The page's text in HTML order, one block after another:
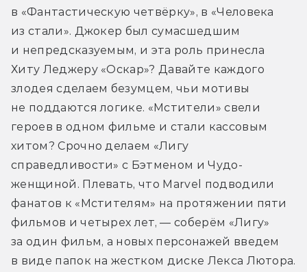
в «Фантастическую четвёрку», в «Человека
из стали». Джокер был сумасшедшим
и непредсказуемым, и эта роль принесла
Хиту Леджеру «Оскар»? Давайте каждого
злодея сделаем безумцем, чьи мотивы
не поддаются логике. «Мстители» свели
героев в одном фильме и стали кассовым
хитом? Срочно делаем «Лигу
справедливости» с Бэтменом и Чудо-
женщиной. Плевать, что Marvel подводили
фанатов к «Мстителям» на протяжении пяти
фильмов и четырех лет, — соберём «Лигу»
за один фильм, а новых персонажей введем
в виде папок на жестком диске Лекса Лютора.